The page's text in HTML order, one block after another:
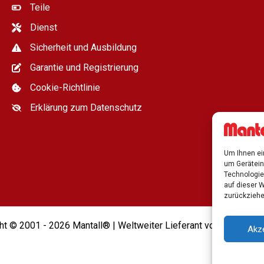
Um Ihnen
um
auf dieser
Teile
Dienst
Sicherheit und Ausbildung
Garantie und Registrierung
Cookie-Richtlinie
Erklärung zum Datenschutz
© 2001 - 2026 Mantall® | Weltweiter Lieferant von